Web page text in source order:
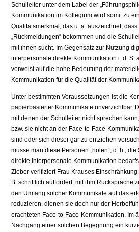
Schulleiter unter dem Label der
Kommunikation im Kollegium wird somit zu
Qualitätsmerkmal, das u. a. auszeichnet,
„Rückmeldungen“ bekommen und die
mit ihnen sucht. Im Gegensatz zur Nutzung
interpersonale direkte Kommunikation i. d. S.
verweist auf die hohe Bedeutung der
Kommunikation für die Qualität der
Unter bestimmten Voraussetzungen ist die
papierbasierter Kommunikate unverzichtbar.
mit denen der Schulleiter nicht sprechen
bzw. sie nicht an der Face-to-Face-
sind oder sich dieser gar zu entziehen
müsse man diese Personen „holen“, d. h.,
direkte interpersonale Kommunikation
Zieber verifiziert Frau Krauses
B. schriftlich auffordert, mit ihm Rücksprache
den Umfang solcher Kommunikate auf das
reduzieren, dienen sie doch nur der
erachteten Face-to-Face-Kommunikation. Im
Nachgang einer solchen Begegnung ein